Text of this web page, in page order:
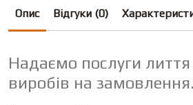
Опис Відгуки (0)
Надаємо послуги
виробів на замовлення.